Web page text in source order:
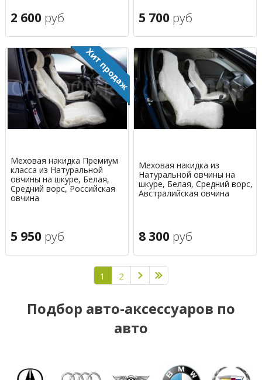
2 600 руб 5 700 руб
Меховая накидка Премиум
класса из Натуральной
овчины на шкуре, Белая,
Средний ворс, Российская
овчина
5 950 руб
Меховая накидка из
Натуральной овчины на
шкуре, Белая, Средний ворс,
Австралийская овчина
8 300 руб
1 2
Подбор авто-аксессуаров по
авто